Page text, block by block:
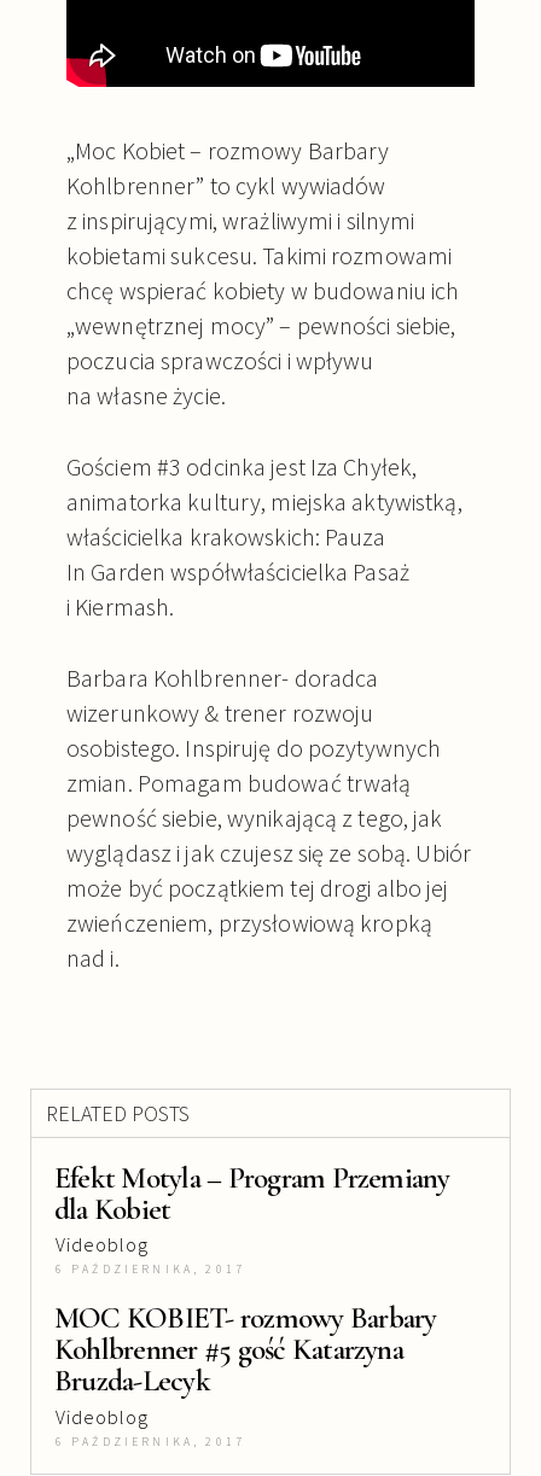
„Moc Kobiet – rozmowy Barbary
Kohlbrenner” to cykl wywiadów
z inspirującymi, wrażliwymi i silnymi
kobietami sukcesu. Takimi rozmowami
chcę wspierać kobiety w budowaniu ich
„wewnętrznej mocy” – pewności siebie,
poczucia sprawczości i wpływu
na własne życie.
Gościem #3 odcinka jest Iza Chyłek,
animatorka kultury, miejska aktywistką,
właścicielka krakowskich: Pauza
In Garden współwłaścicielka Pasaż
i Kiermash.
Barbara Kohlbrenner- doradca
wizerunkowy & trener rozwoju
osobistego. Inspiruję do pozytywnych
zmian. Pomagam budować trwałą
pewność siebie, wynikającą z tego, jak
wyglądasz i jak czujesz się ze sobą. Ubiór
może być początkiem tej drogi albo jej
zwieńczeniem, przysłowiową kropką
nad i.
RELATED POSTS
Efekt Motyla – Program Przemiany
dla Kobiet
Videoblog
6 PAŹDZIERNIKA, 2017
MOC KOBIET- rozmowy Barbary
Kohlbrenner #5 gość Katarzyna
Bruzda-Lecyk
Videoblog
6 PAŹDZIERNIKA, 2017